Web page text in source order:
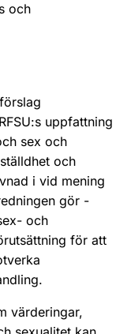
och
uppfattning
sex och
och
i vid mening
gör -
och
för att
värderingar,